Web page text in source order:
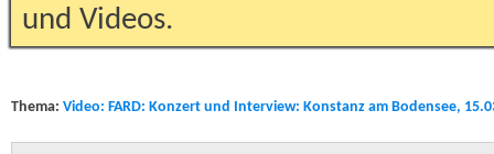
und Videos.
Thema: Video: FARD: Konzert und Interview: Konstanz am Bodensee,